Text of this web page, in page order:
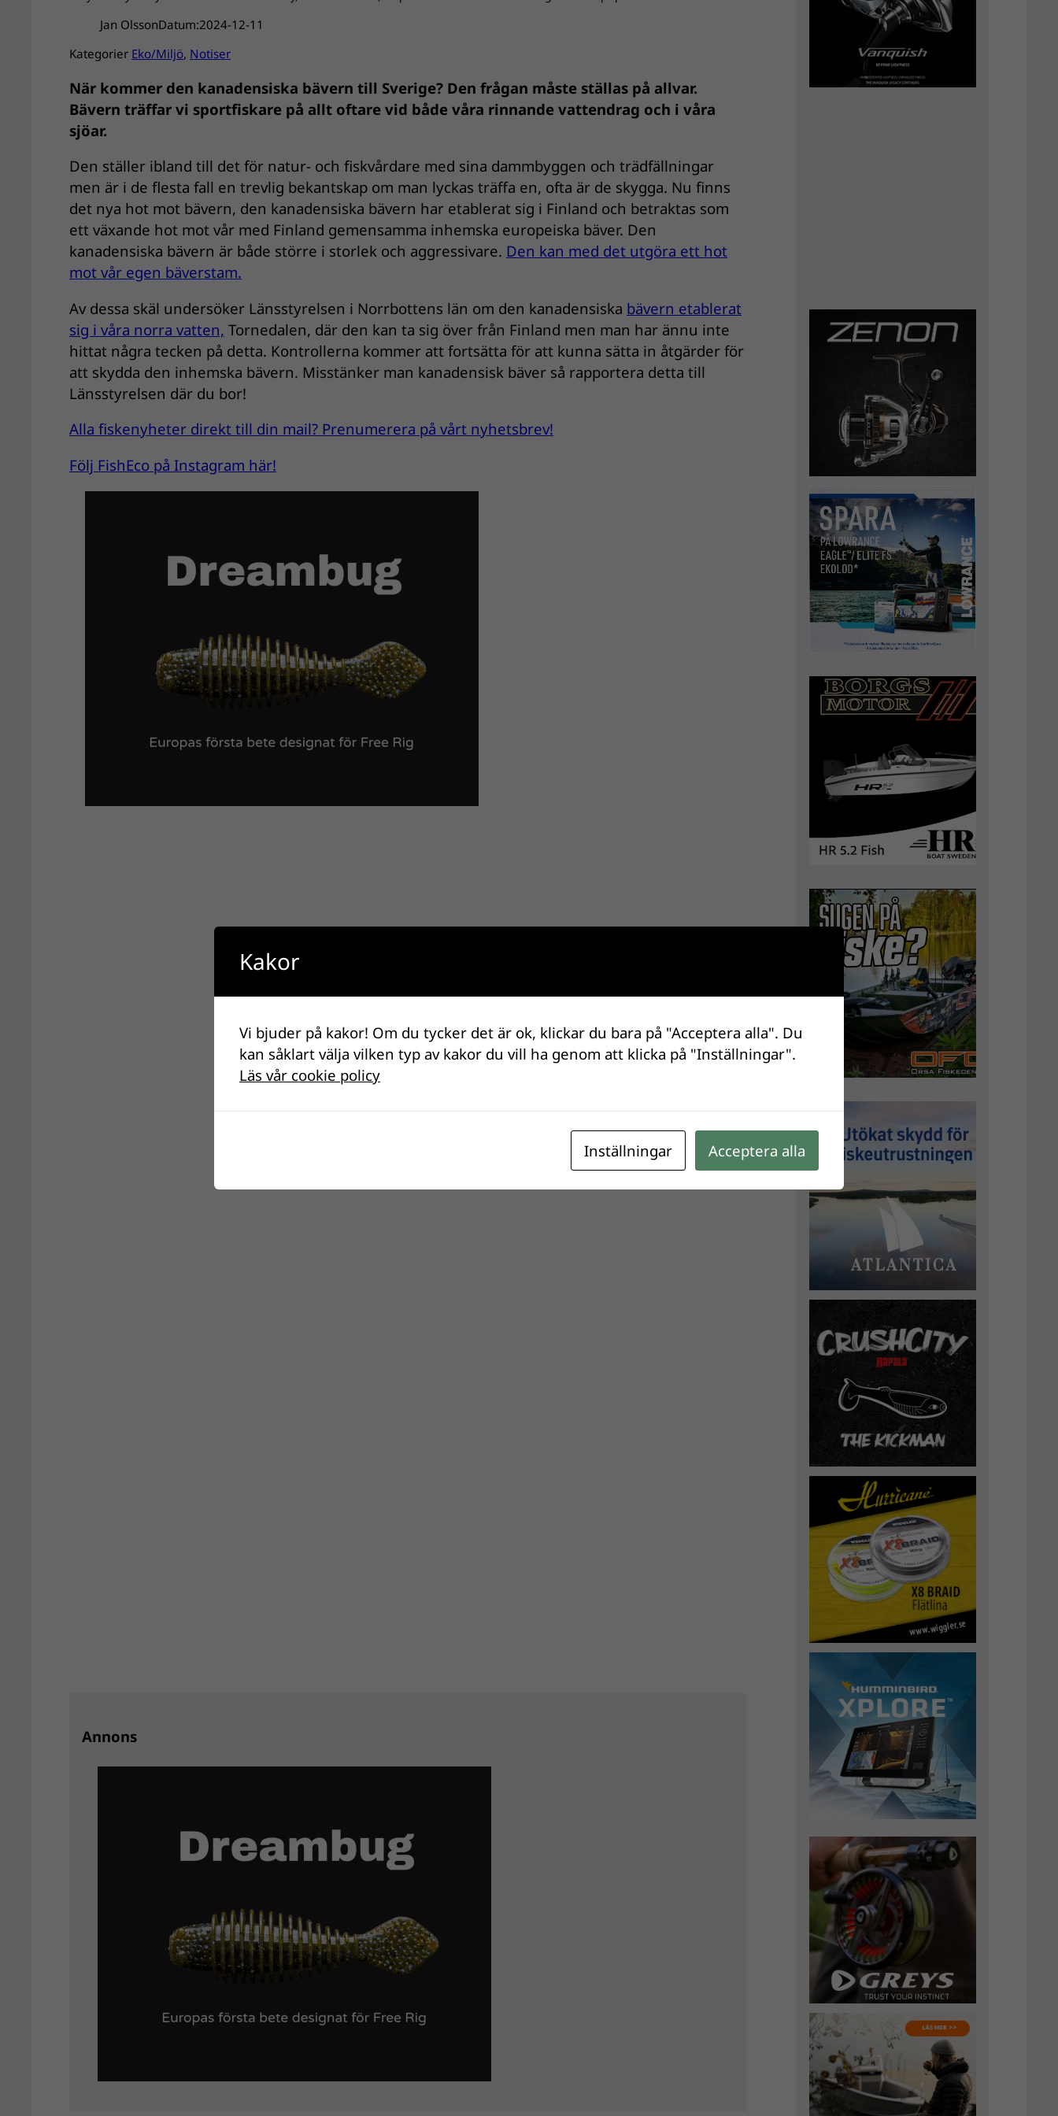
Jan OlssonDatum:2024-12-11
Kategorier Eko/Miljö, Notiser
När kommer den kanadensiska bävern till Sverige? Den frågan måste ställas på allvar.
Bävern träffar vi sportfiskare på allt oftare vid både våra rinnande vattendrag och i våra
sjöar.
Den ställer ibland till det för natur- och fiskvårdare med sina dammbyggen och trädfällningar
men är i de flesta fall en trevlig bekantskap om man lyckas träffa en, ofta är de skygga. Nu finns
det nya hot mot bävern, den kanadensiska bävern har etablerat sig i Finland och betraktas som
ett växande hot mot vår med Finland gemensamma inhemska europeiska bäver. Den
kanadensiska bävern är både större i storlek och aggressivare. Den kan med det utgöra ett hot
mot vår egen bäverstam.
Av dessa skäl undersöker Länsstyrelsen i Norrbottens län om den kanadensiska bävern etablerat
sig i våra norra vatten, Tornedalen, där den kan ta sig över från Finland men man har ännu inte
hittat några tecken på detta. Kontrollerna kommer att fortsätta för att kunna sätta in åtgärder för
att skydda den inhemska bävern. Misstänker man kanadensisk bäver så rapportera detta till
Länsstyrelsen där du bor!
Alla fiskenyheter direkt till din mail? Prenumerera på vårt nyhetsbrev!
Följ FishEco på Instagram här!
Annons
Kakor
Vi bjuder på kakor! Om du tycker det är ok, klickar du bara på "Acceptera alla". Du
kan såklart välja vilken typ av kakor du vill ha genom att klicka på "Inställningar".
Läs vår cookie policy
Inställningar Acceptera alla